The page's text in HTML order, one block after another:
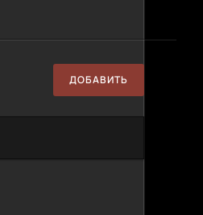
ДОБАВИТЬ